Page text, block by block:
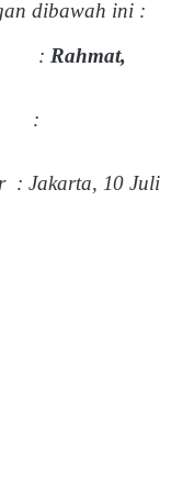
an dibawah ini :
: Rahmat,
:
:Jakarta, 10 Juli